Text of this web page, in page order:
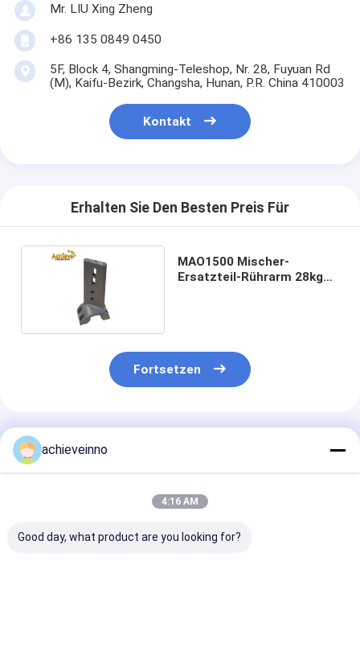
Mr. LIU Xing Zheng
+86 135 0849 0450
5F, Block 4, Shangming-Teleshop, Nr. 28, Fuyuan Rd
(M), Kaifu-Bezirk, Changsha, Hunan, P.R. China 410003
Kontakt
Erhalten Sie Den Besten Preis Für
MAO1500 Mischer-
Ersatzteil-Rührarm 28kg
Fortsetzen
Empfohlene Produkte
achieveinno
4:16 AM
Good day, what product are you looking for?